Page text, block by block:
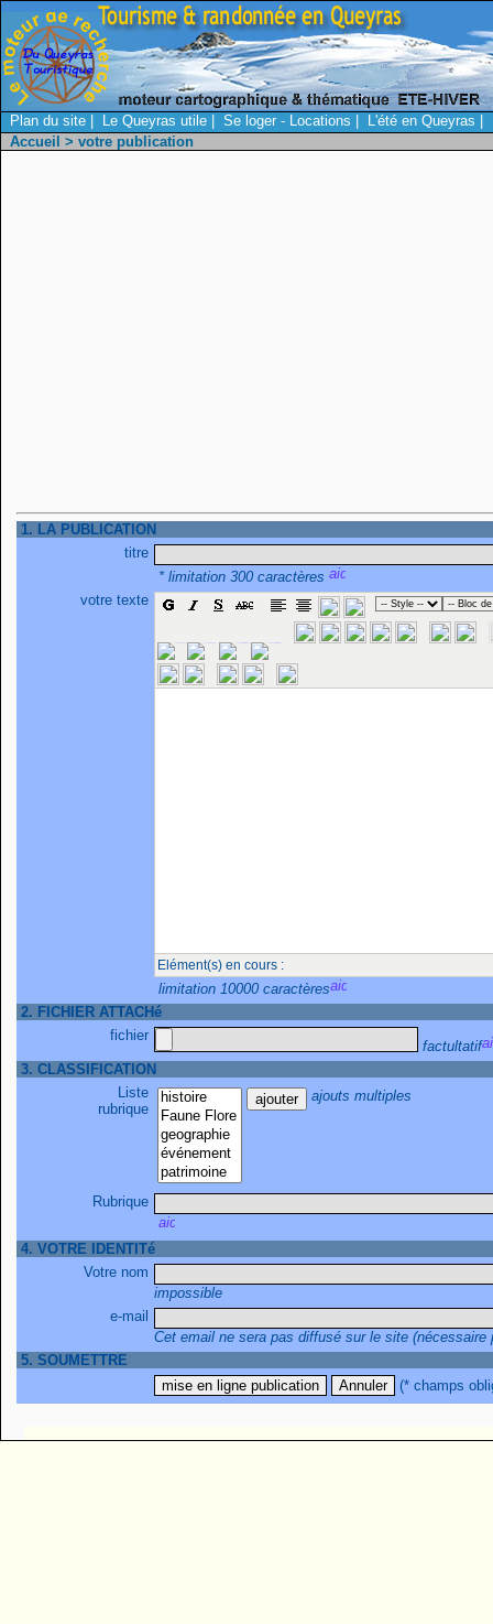
Plan du site| Le Queyras utile| Se loger - Locations L'été en Queyras
Accueil > votre publication
1. LA PUBLICATION
titre
* limitation 300 caractères
votre texte
Elément(s) en cours :
limitation 10000 caractères
2. FICHIER ATTACHé
fichier
factultatif
3. CLASSIFICATION
Liste
rubrique
ajouts multiples
Rubrique
4. VOTRE IDENTITé
Votre nom
impossible
e-mail
Cet email ne sera pas diffusé sur le site
5. SOUMETTRE
(* champs